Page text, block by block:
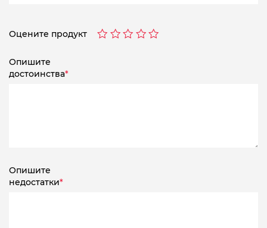
Оцените продукт
Опишите
достоинства*
Опишите
недостатки*